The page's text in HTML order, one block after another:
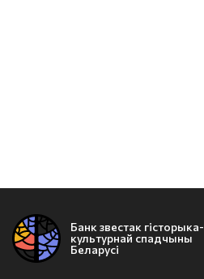
Банк звестак гісторыка-
культурнай спадчыны
Беларусі